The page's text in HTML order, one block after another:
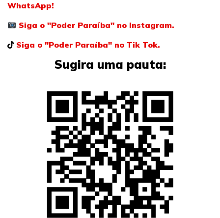
WhatsApp!
Siga o "Poder Paraíba" no Instagram.
Siga o "Poder Paraíba" no Tik Tok.
Sugira uma pauta: